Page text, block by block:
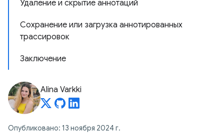
Удаление и скрытие аннотаций
Сохранение или загрузка аннотированных
трассировок
Заключение
Alina Varkki
Опубликовано: 13 ноября 2024 г.